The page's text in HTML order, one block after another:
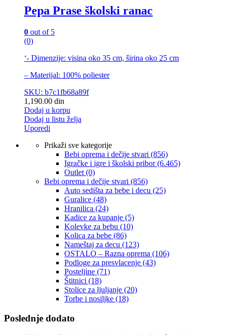
Pepa Prase školski ranac
0 out of 5
(0)
‘- Dimenzije: visina oko 35 cm, širina oko 25 cm
– Materijal: 100% poliester
SKU: b7c1fb68a89f
1,190.00 din
Dodaj u korpu
Dodaj u listu želja
Uporedi
Prikaži sve kategorije
Bebi oprema i dečije stvari (856)
Igračke i igre i školski pribor(6.465)
Outlet (0)
Bebi oprema i dečije stvari (856)
Auto sedišta za bebe i decu (25)
Guralice (48)
Hranilica (24)
Kadice za kupanje (5)
Kolevke za bebu (10)
Kolica za bebe (86)
Nameštaj za decu (123)
OSTALO – Razna oprema (106)
Podloge za presvlacenje (43)
Posteljine (71)
Štitnici (18)
Stolice za ljuljanje (20)
Torbe i nosiljke (18)
Poslednje dodato